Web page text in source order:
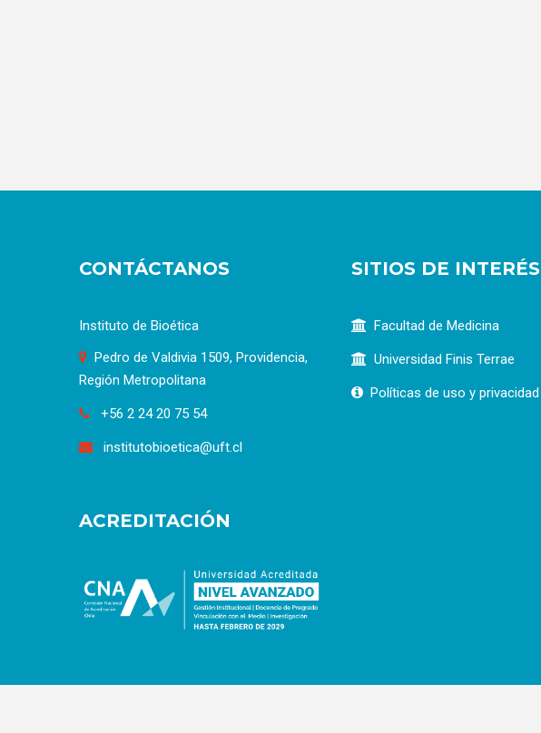
CONTÁCTANOS
Instituto de Bioética
Pedro de Valdivia 1509, Providencia,
Región Metropolitana
+56 2 24 20 75 54
institutobioetica@uft.cl
ACREDITACIÓN
SITIOS DE INTERÉS
Facultad de Medicina
Universidad Finis Terrae
Políticas de uso y privacidad